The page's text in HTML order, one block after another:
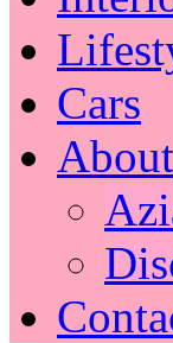
Cars
About